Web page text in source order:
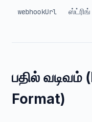
webhookUrl ஸ்ட்ரிங்
பதில் வடிவம்
Format)